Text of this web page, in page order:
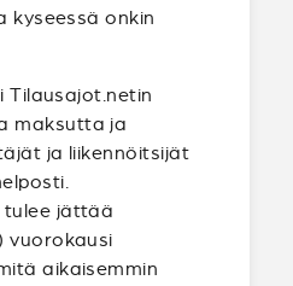
kyseessä onkin
Tilausajot.netin
maksutta ja
ja liikennöitsijät
tulee jättää
vuorokausi
aikaisemmin